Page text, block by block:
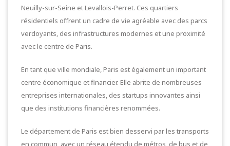
Neuilly-sur-Seine et Levallois-Perret. Ces quartiers
résidentiels offrent un cadre de vie agréable avec des parcs
verdoyants, des infrastructures modernes et une proximité
avec le centre de Paris.
En tant que ville mondiale, Paris est également un important
centre économique et financier. Elle abrite de nombreuses
entreprises internationales, des startups innovantes ainsi
que des institutions financières renommées.
Le département de Paris est bien desservi par les transports
en commun, avec un réseau étendu de métros, de bus et de